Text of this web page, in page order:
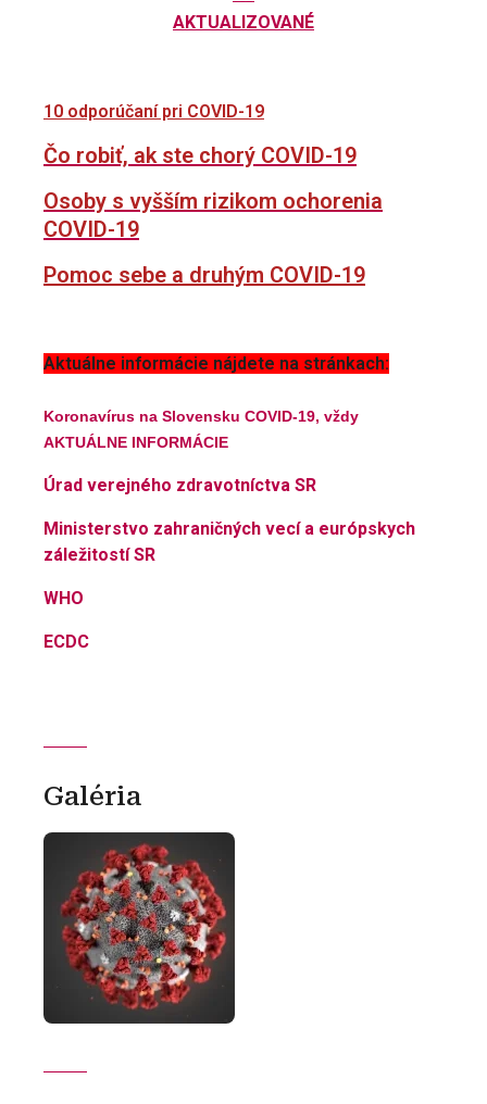
AKTUALIZOVANÉ
10 odporúčaní pri COVID-19
Čo robiť, ak ste chorý COVID-19
Osoby s vyšším rizikom ochorenia
COVID-19
Pomoc sebe a druhým COVID-19
Aktuálne informácie nájdete na stránkach:
Koronavírus na Slovensku COVID-19, vždy
AKTUÁLNE INFORMÁCIE
Úrad verejného zdravotníctva SR
Ministerstvo zahraničných vecí a európskych
záležitostí SR
WHO
ECDC
Galéria